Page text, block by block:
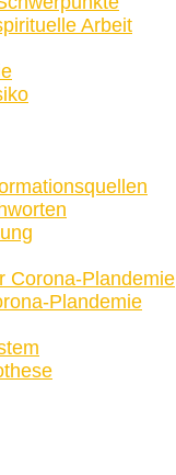
Arbeit
Corona-Plandemie
Plandemie